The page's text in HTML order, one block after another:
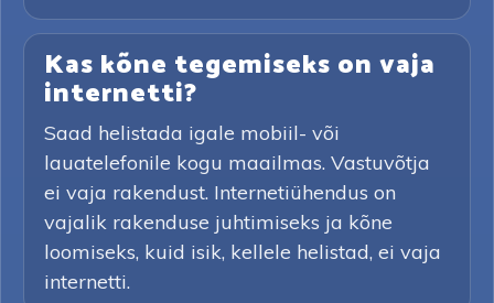
Kas kõne tegemiseks on vaja
internetti?
Saad helistada igale mobiil- või
lauatelefonile kogu maailmas. Vastuvõtja
ei vaja rakendust. Internetiühendus on
vajalik rakenduse juhtimiseks ja kõne
loomiseks, kuid isik, kellele helistad, ei vaja
internetti.